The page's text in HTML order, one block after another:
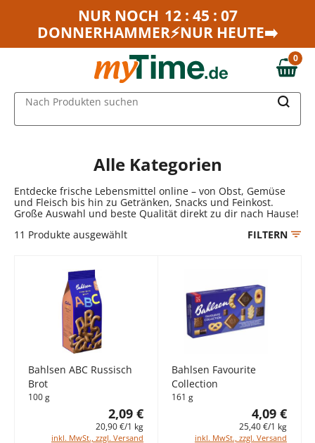
Zum Hauptinhalt springen
Zur Navigation springen
NUR NOCH 12 : 45 : 07
DONNERHAMMER⚡NUR HEUTE➡️
0,00 €
0
Nach Produkten suchen
Alle Kategorien
Entdecke frische Lebensmittel online – von Obst, Gemüse
und Fleisch bis hin zu Getränken, Snacks und Feinkost.
Große Auswahl und beste Qualität direkt zu dir nach Hause!
11 Produkte ausgewählt FILTERN
Bahlsen ABC Russisch
Brot
100 g
2,09 €
20,90 €/1 kg
inkl. MwSt., zzgl. Versand
Bahlsen Favourite
Collection
161 g
4,09 €
25,40 €/1 kg
inkl. MwSt., zzgl. Versand